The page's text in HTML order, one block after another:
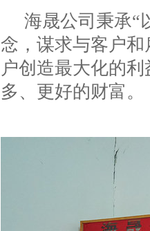
海晟公司秉承“
念，谋求与客户
户创造最大化的
多、更好的财富。